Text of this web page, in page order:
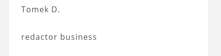
Tomek D.
redactor business